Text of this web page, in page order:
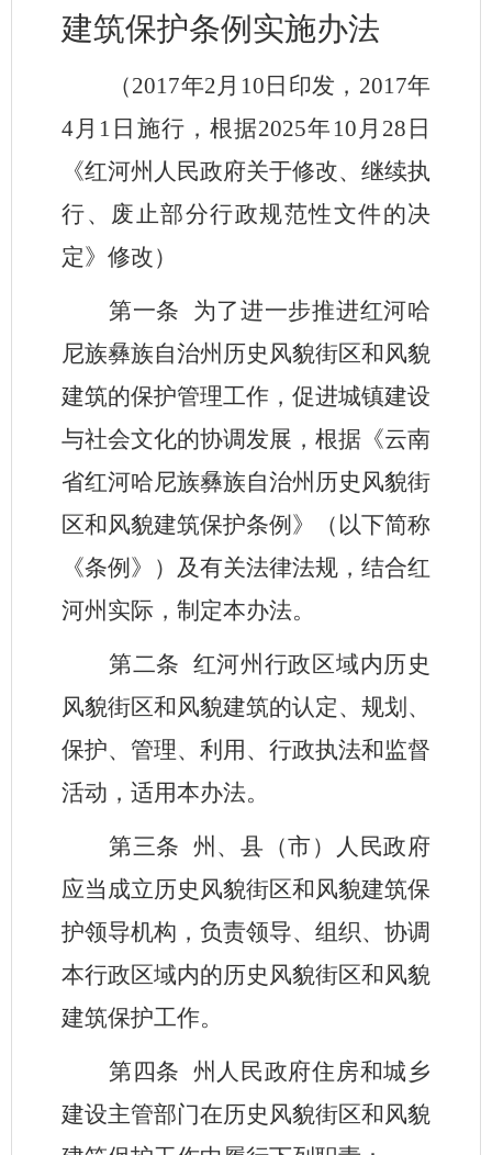
建筑保护条例实施办法
（2017年2月10日印发，2017年
4月1日施行，根据2025年10月28日
《红河州人民政府关于修改、继续执
行、废止部分行政规范性文件的决
定》修改）
第一条
为了进一步推进红河哈
尼族彝族自治州历史风貌街区和风貌
建筑的保护管理工作，促进城镇建设
与社会文化的协调发展，根据《云南
省红河哈尼族彝族自治州历史风貌街
区和风貌建筑保护条例》（以下简称
《条例》）及有关法律法规，结合红
河州实际，制定本办法。
第二条 红河州行政区域内历史
风貌街区和风貌建筑的认定、规划、
保护、管理、利用、行政执法和监督
活动，适用本办法。
第三条 州、县（市）人民政府
应当成立历史风貌街区和风貌建筑保
护领导机构，负责领导、组织、协调
本行政区域内的历史风貌街区和风貌
建筑保护工作。
第四条 州人民政府住房和城乡
建设主管部门在历史风貌街区和风貌